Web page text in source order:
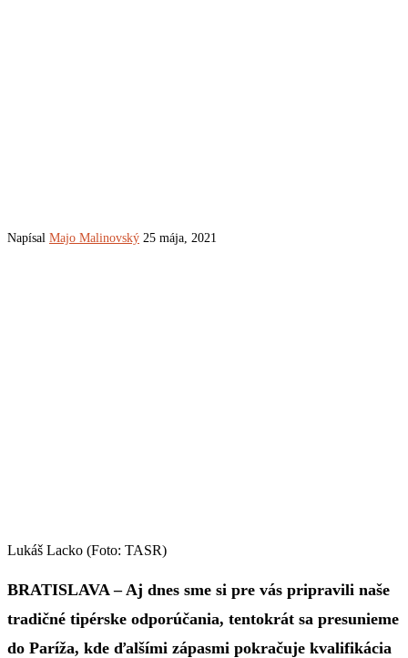
Napísal Majo Malinovský 25 mája, 2021
Lukáš Lacko (Foto: TASR)
BRATISLAVA – Aj dnes sme si pre vás pripravili naše
tradičné tipérske odporúčania, tentokrát sa presunieme
do Paríža, kde ďalšími zápasmi pokračuje kvalifikácia